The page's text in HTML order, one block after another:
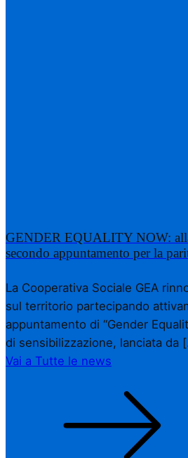
GENDER EQUALITY NOW:
secondo appuntamento per la
La Cooperativa Sociale GEA
sul territorio partecipando
appuntamento di “Gender
di sensibilizzazione, lanciata da
Vai a Tutte le news